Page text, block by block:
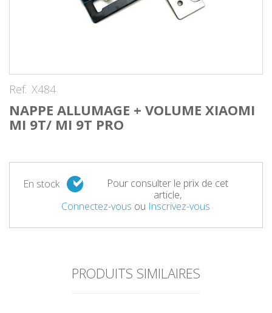
Ref. X484
NAPPE ALLUMAGE + VOLUME XIAOMI
MI 9T/ MI 9T PRO
En stock
Pour consulter le prix de cet
article,
Connectez-vous ou Inscrivez-vous
PRODUITS SIMILAIRES